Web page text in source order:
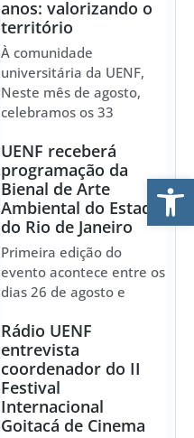
anos: valorizando o
território
À comunidade
universitária da UENF,
Neste mês de agosto,
celebramos os 33
UENF receberá
programação da
Bienal de Arte
Ambiental do Estado
do Rio de Janeiro
Primeira edição do
evento acontece entre os
dias 26 de agosto e
Rádio UENF
entrevista
coordenador do II
Festival
Internacional
Goitacá de Cinema